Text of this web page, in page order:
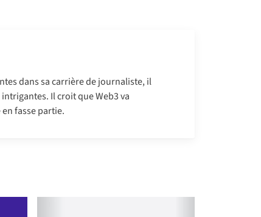
dans sa carrière de journaliste, il
Il croit que Web3 va
fasse partie.